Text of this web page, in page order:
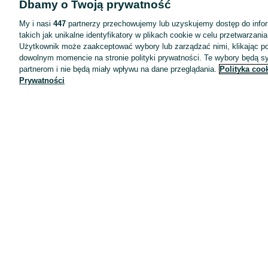
Wyróżnione ogłoszenia
Oferta dla firm
Blog
Regulamin
Polityka prywatności
Dbamy o Twoją prywatność
My i nasi 447 partnerzy przechowujemy lub uzyskujemy dostęp do
takich jak unikalne identyfikatory w plikach cookie w celu
Użytkownik może zaakceptować wybory lub zarządzać nimi, klikając
dowolnym momencie na stronie polityki prywatności. Te wybory będą
partnerom i nie będą miały wpływu na dane przeglądania. Polityka
Prywatności